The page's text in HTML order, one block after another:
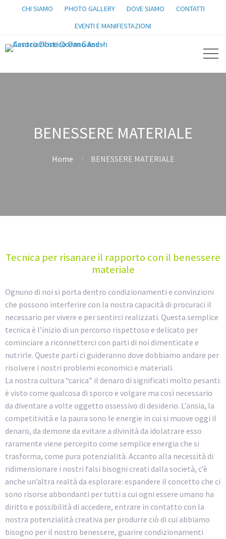
CHI SIAMO PHOTO GALLERY DOVE SIAMO
CONTATTI
EVENTI E MANIFESTAZIONI
BENESSERE MATERIALE
Home BENESSERE MATERIALE
Tecnica per risanare il rapporto con il benessere
materiale
Ognuno di noi si porta dentro condizionamenti e convinzioni
che possono interferire con la nostra capacità di procuraci il
necessario per vivere e per sentirci realizzati. Questa semplice
tecnica è l’inizio di un percorso rispettoso e delicato per
cominciare a riconnetterci con parti di noi dimenticate e
nutrirle. Queste parti ci guideranno dove dobbiamo andare per
risolvere i nostri problemi economici e materiali.
La nostra cultura “carica” il denaro di significati molto pesanti:
è visto come qualcosa di sporco e volgare ma così necessario
da diventare a volte oggetto ossessivo di desiderio. L’ansia, la
competitività e la paura sono le energie in cui si muove oggi il
denaro, da demone da evitare a divinità da idolatrare esso
raramente viene percepito come semplice energia che si
trasforma, come pura potenzialità. Accanto alla necessità di
ridimensionare i nostri falsi bisogni creati dalla società, c’è
anche un’altra realtà da esplorare: espandere il concetto che ci
sono risorse abbondanti per tutti a cui ogni essere umano ha
diritto e possibilità di accedere, entrare in contatto con la
nostra potenzialità creativa per produrre ciò di cui abbiamo
bisogno per il nostro benessere, guarire condizionamenti